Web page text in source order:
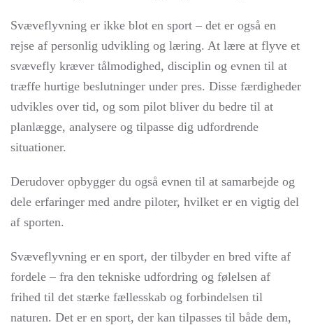
Svæveflyvning er ikke blot en sport – det er også en
rejse af personlig udvikling og læring. At lære at flyve et
svævefly kræver tålmodighed, disciplin og evnen til at
træffe hurtige beslutninger under pres. Disse færdigheder
udvikles over tid, og som pilot bliver du bedre til at
planlægge, analysere og tilpasse dig udfordrende
situationer.
Derudover opbygger du også evnen til at samarbejde og
dele erfaringer med andre piloter, hvilket er en vigtig del
af sporten.
Svæveflyvning er en sport, der tilbyder en bred vifte af
fordele – fra den tekniske udfordring og følelsen af
frihed til det stærke fællesskab og forbindelsen til
naturen. Det er en sport, der kan tilpasses til både dem,